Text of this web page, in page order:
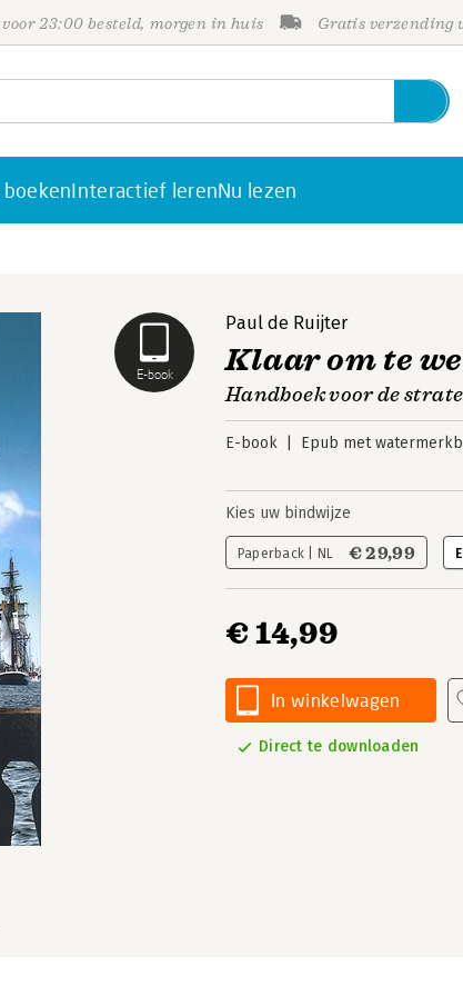
23:00 besteld, morgen in huis Gratis verzending
Interactief lerenNu lezen
E-book
Paul de Ruijter
Klaar om te
Handboek voor de
E-book Epub met
Kies uw bindwijze
Paperback | NL € 29,99
€ 14,99
In winkelwagen
Direct te downloaden